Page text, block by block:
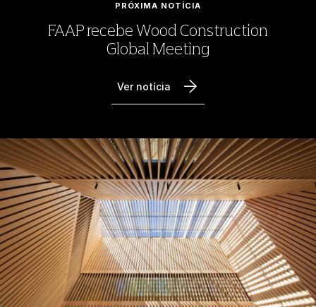
PRÓXIMA NOTÍCIA
FAAP recebe Wood Construction
Global Meeting
Ver notícia